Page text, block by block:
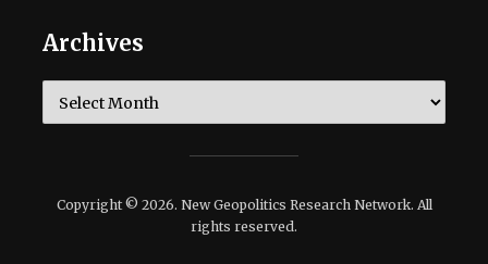
Archives
Copyright © 2026. New Geopolitics Research Network. All
rights reserved.